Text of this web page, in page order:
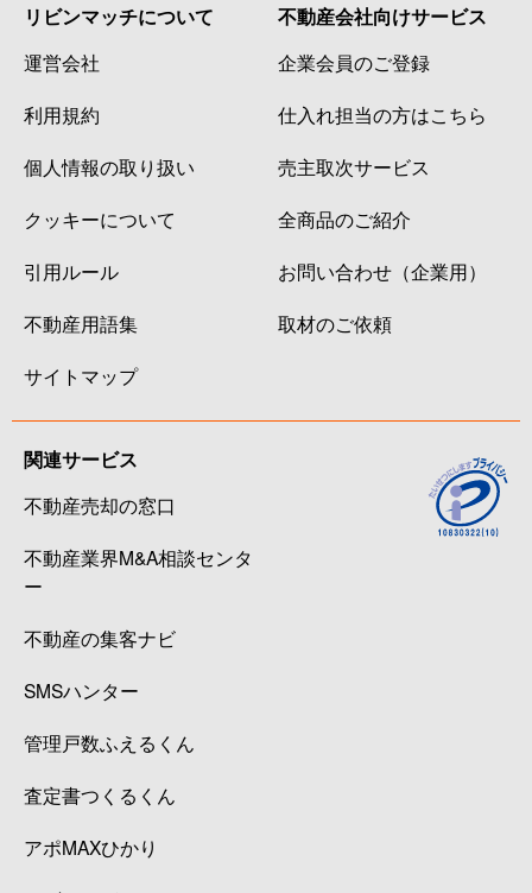
リビンマッチについて
運営会社
利用規約
個人情報の取り扱い
クッキーについて
引用ルール
不動産用語集
サイトマップ
不動産会社向けサービス
企業会員のご登録
仕入れ担当の方はこちら
売主取次サービス
全商品のご紹介
お問い合わせ（企業用）
取材のご依頼
関連サービス
不動産売却の窓口
不動産業界M&A相談センタ
ー
不動産の集客ナビ
SMSハンター
管理戸数ふえるくん
査定書つくるくん
アポMAXひかり